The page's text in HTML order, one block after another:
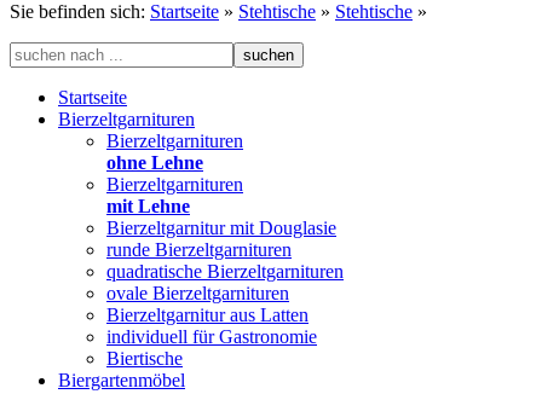
Sie befinden sich: Startseite » Stehtische » Stehtische »
Startseite
Bierzeltgarnituren
Bierzeltgarnituren
ohne Lehne
Bierzeltgarnituren
mit Lehne
Bierzeltgarnitur mit Douglasie
runde Bierzeltgarnituren
quadratische Bierzeltgarnituren
ovale Bierzeltgarnituren
Bierzeltgarnitur aus Latten
individuell für Gastronomie
Biertische
Biergartenmöbel